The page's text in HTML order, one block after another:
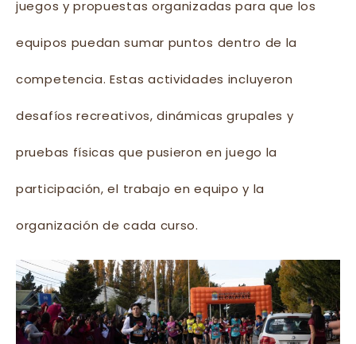
juegos y propuestas organizadas para que los
equipos puedan sumar puntos dentro de la
competencia. Estas actividades incluyeron
desafíos recreativos, dinámicas grupales y
pruebas físicas que pusieron en juego la
participación, el trabajo en equipo y la
organización de cada curso.